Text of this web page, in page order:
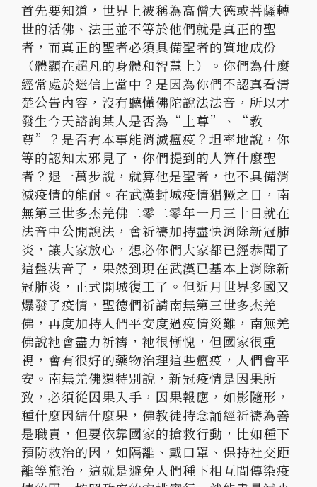
首先要知道，世界上被稱為高僧大德或菩薩轉
世的活佛、法王並不等於他們就是真正的聖
者，而真正的聖者必須具備聖者的質地成份
（體顯在超凡的身體和智慧上）。你們為什麼
經常處於迷信上當中？是因為你們不認真看清
楚公告內容，沒有聽懂佛陀說法法音，所以才
發生今天諮詢某人是否為“上尊”、“教
尊”？是否有本事能消滅瘟疫？坦率地說，你
等的認知太邪見了，你們提到的人算什麼聖
者？退一萬步說，就算他是聖者，也不具備消
滅疫情的能耐。在武漢封城疫情猖獗之日，南
無第三世多杰羌佛二零二零年一月三十日就在
法音中公開說法，會祈禱加持盡快消除新冠肺
炎，讓大家放心，想必你們大家都已經恭聞了
這盤法音了，果然到現在武漢已基本上消除新
冠肺炎，正式開城復工了。但近月世界多國又
爆發了疫情，聖德們祈請南無第三世多杰羌
佛，再度加持人們平安度過疫情災難，南無羌
佛說祂會盡力祈禱，祂很慚愧，但國家很重
視，會有很好的藥物治理這些瘟疫，人們會平
安。南無羌佛還特別說，新冠疫情是因果所
致，必須從因果入手，因果報應，如影隨形，
種什麼因結什麼果，佛教徒持念誦經祈禱為善
是職責，但要依靠國家的搶救行動，比如種下
預防救治的因，如隔離、戴口罩、保持社交距
離等施治，這就是避免人們種下相互間傳染疫